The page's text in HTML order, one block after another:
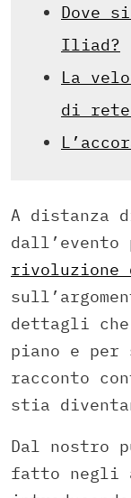
Dove
Iliad?
La
di
A distanza
dall’evento
dettagli che
piano e per
racconto
stia
Dal nostro
fatto negli